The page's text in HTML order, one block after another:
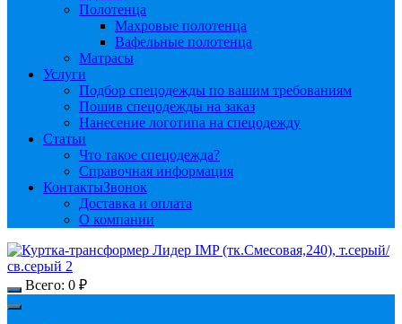
Полотенца
Махровые полотенца
Вафельные полотенца
Матрасы
Услуги
Подбор спецодежды по вашим требованиям
Пошив спецодежды на заказ
Нанесение логотипа на спецодежду
Статьи
Что такое спецодежда?
Справочная информация
КонтактыЗвонок
Доставка и оплата
О компании
Всего: 0 ₽